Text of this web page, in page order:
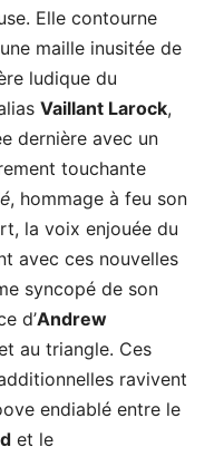
Elle contourne
maille inusitée de
ludique du
Vaillant Larock,
dernière avec un
touchante
, hommage à feu son
la voix enjouée du
avec ces nouvelles
syncopé de son
d’Andrew
au triangle. Ces
ravivent
endiablé entre le
et le